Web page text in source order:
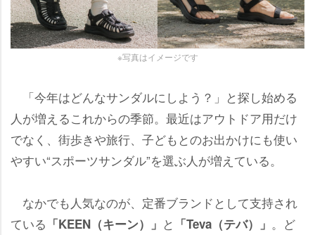
※写真はイメージです
「今年はどんなサンダルにしよう？」と探し始める
人が増えるこれからの季節。最近はアウトドア用だけ
でなく、街歩きや旅行、子どもとのお出かけにも使い
すい“スポーツサンダル”を選ぶ人が増えている。
なかでも人気なのが、定番ブランドとして支持され
ている 「KEEN（キーン）」 と 「Teva（テバ）」 。ど